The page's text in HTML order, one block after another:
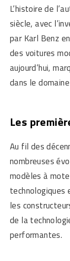
L’histoire de
siècle, avec
par Karl Benz
des voitures
aujourd’hui,
dans le
Les
Au fil des
nombreuses
modèles à
technologiques
les
de la
performantes.